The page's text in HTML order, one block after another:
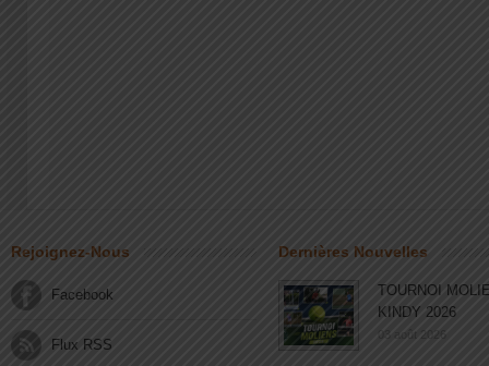
Rejoignez-Nous
Facebook
Flux RSS
Dernières Nouvelles
TOURNOI
KINDY 2026
03 août 2026